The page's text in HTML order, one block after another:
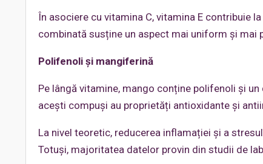
În asociere cu vitamina C, vitamina E contribuie
combinată susține un aspect mai uniform și mai
Polifenoli și mangiferină
Pe lângă vitamine, mango conține polifenoli și
acești compuși au proprietăți antioxidante și
La nivel teoretic, reducerea inflamației și a
Totuși, majoritatea datelor provin din studii de